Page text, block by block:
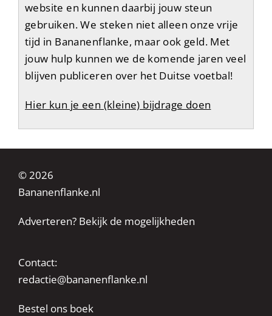
website en kunnen daarbij jouw steun
gebruiken. We steken niet alleen onze vrije
tijd in Bananenflanke, maar ook geld. Met
jouw hulp kunnen we de komende jaren veel
blijven publiceren over het Duitse voetbal!
Hier kun je een (kleine) bijdrage doen
© 2026
Bananenflanke.nl
Adverteren? Bekijk de mogelijkheden
Contact:
redactie@bananenflanke.nl
Bestel ons boek